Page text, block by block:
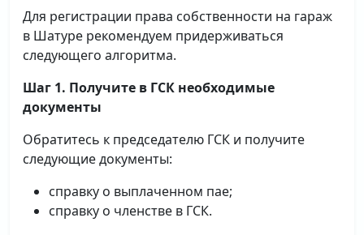
Для регистрации права собственности на гараж
в Шатуре рекомендуем придерживаться
следующего алгоритма.
Шаг 1. Получите в ГСК необходимые
документы
Обратитесь к председателю ГСК и получите
следующие документы:
справку о выплаченном пае;
справку о членстве в ГСК.